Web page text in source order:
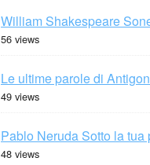
William Shakespeare
56 views
Le ultime parole di
49 views
Pablo Neruda Sotto la
48 views